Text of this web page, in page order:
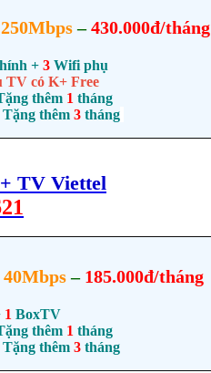
250Mbps–430.000đ/tháng
+ 3 Wifi phụ
TV có K+ Free
thêm 1 tháng
Tặng thêm 3 tháng
TV Viettel
40Mbps– 185.000đ/tháng
1 BoxTV
thêm 1 tháng
Tặng thêm 3 tháng